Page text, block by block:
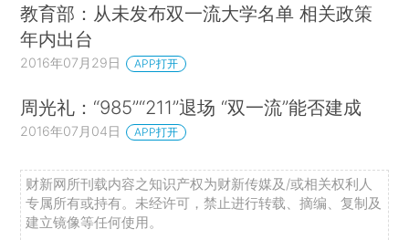
教育部：从未发布双一流大学名单 相关政策
年内出台
2016年07月29日 APP打开
周光礼：“985”“211”退场 “双一流”能否建成
2016年07月04日 APP打开
财新网所刊载内容之知识产权为财新传媒及/或相关权利人
专属所有或持有。未经许可，禁止进行转载、摘编、复制及
建立镜像等任何使用。